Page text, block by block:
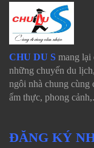
CHU DU S mang lại
những chuyến du
ngôi nhà chung cùng
ẩm thực, phong
ĐĂNG KÝ